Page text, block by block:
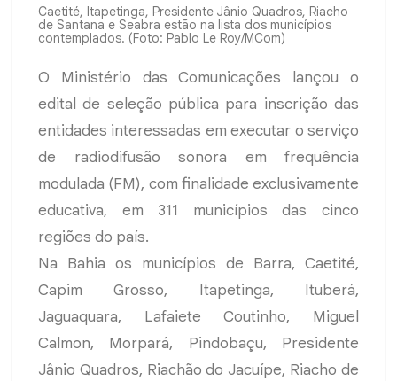
Caetité, Itapetinga, Presidente Jânio Quadros, Riacho
de Santana e Seabra estão na lista dos municípios
contemplados. (Foto: Pablo Le Roy/MCom)
O Ministério das Comunicações lançou o
edital de seleção pública para inscrição das
entidades interessadas em executar o serviço
de radiodifusão sonora em frequência
modulada (FM), com finalidade exclusivamente
educativa, em 311 municípios das cinco
regiões do país.
Na Bahia os municípios de Barra, Caetité,
Capim Grosso, Itapetinga, Ituberá,
Jaguaquara, Lafaiete Coutinho, Miguel
Calmon, Morpará, Pindobaçu, Presidente
Jânio Quadros, Riachão do Jacuípe, Riacho de